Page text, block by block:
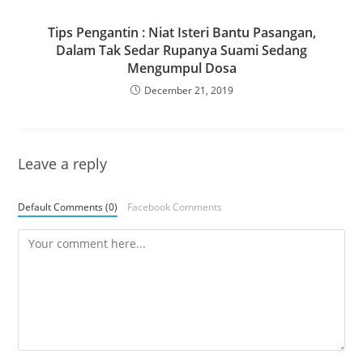
Tips Pengantin : Niat Isteri Bantu Pasangan,
Dalam Tak Sedar Rupanya Suami Sedang
Mengumpul Dosa
December 21, 2019
Leave a reply
Default Comments (0) Facebook Comments